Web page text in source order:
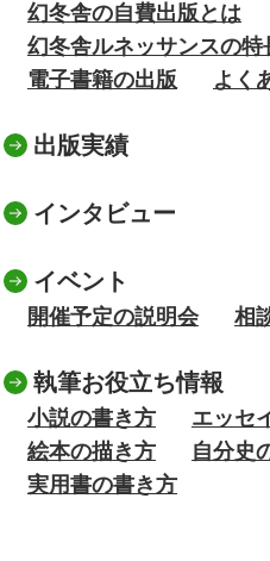
幻冬舎の自費出版とは
幻冬舎ルネッサンスの特
電子書籍の出版
よく
出版実績
インタビュー
イベント
開催予定の説明会 相
執筆お役立ち情報
小説の書き方
エッセ
絵本の描き方
自分史
実用書の書き方